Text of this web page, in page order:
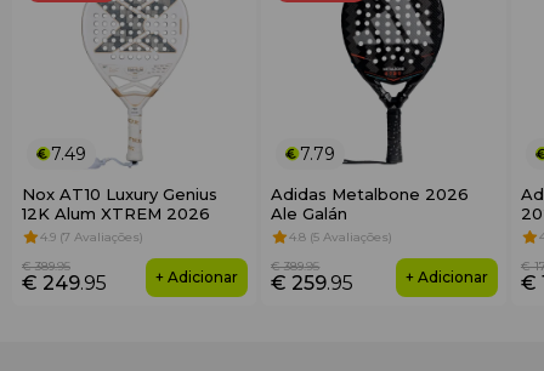
7.49
Nox AT10 Luxury Genius
12K Alum XTREM 2026
4.9 (7 Avaliações)
€ 249.95
€ 389.95
+ Adicionar
7.79
Adidas Metalbone 2026
Ale Galán
4.8 (5 Avaliações)
€ 259.95
€ 389.95
+ Adicionar €
€